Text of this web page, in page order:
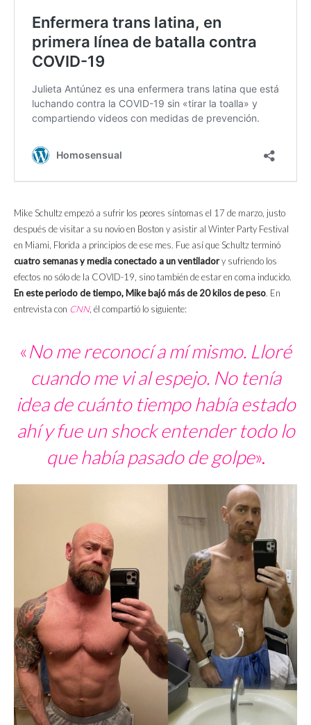
Mike Schultz empezó a sufrir los peores síntomas el 17 de marzo, justo
después de visitar a su novio en Boston y asistir al Winter Party Festival
en Miami, Florida a principios de ese mes. Fue así que Schultz terminó
cuatro semanas y media conectado a un ventiladory sufriendo los
efectos no sólo de la COVID-19, sino también de estar en coma inducido.
En este periodo de tiempo, Mike bajó más de 20 kilos de peso. En
entrevista con CNN, él compartió lo siguiente:
«No me reconocí a mí mismo. Lloré
cuando me vi al espejo. No tenía
idea de cuánto tiempo había estado
ahí y fue un shock entender todo lo
que había pasado de golpe».